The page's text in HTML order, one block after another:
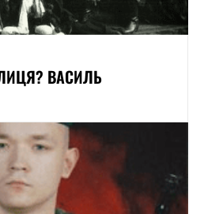
ВАСИЛЬ